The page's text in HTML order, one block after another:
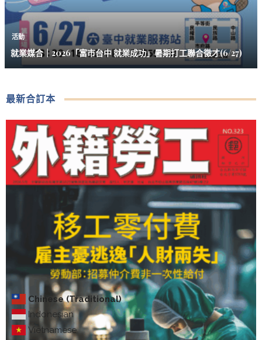
Chinese (Traditional)
Indonesian
Vietnamese
活動
就業媒合｜2026「富市台中 就業成功」暑期打工聯合徵才(6/27)
最新合訂本